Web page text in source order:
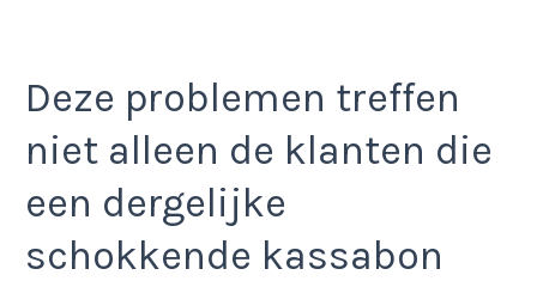
Deze problemen treffen
niet alleen de klanten die
een dergelijke
schokkende kassabon